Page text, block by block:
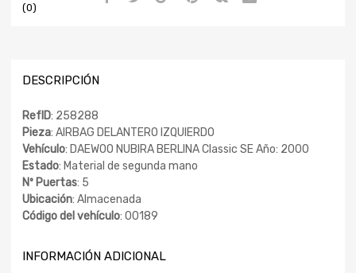
(0)
DESCRIPCIÓN
RefID: 258288
Pieza: AIRBAG DELANTERO IZQUIERDO
Vehículo: DAEWOO NUBIRA BERLINA Classic SE Año: 2000
Estado: Material de segunda mano
Nº Puertas: 5
Ubicación: Almacenada
Código del vehículo: 00189
INFORMACIÓN ADICIONAL